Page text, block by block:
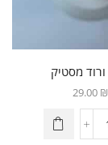
29.00 ₪